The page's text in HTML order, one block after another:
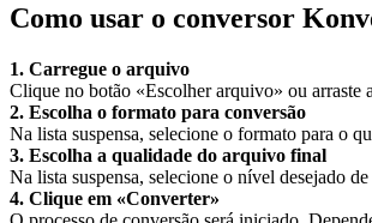
Como usar o conversor
1. Carregue o arquivo
Clique no botão «Escolher arquivo» ou arraste
2. Escolha o formato para conversão
Na lista suspensa, selecione o formato para o
3. Escolha a qualidade do arquivo final
Na lista suspensa, selecione o nível desejado
4. Clique em «Converter»